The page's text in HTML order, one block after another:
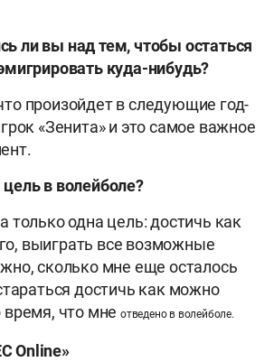
ли вы над тем, чтобы остаться
куда-нибудь?
произойдет в следующие год-
«Зенита» и это самое важное
в волейболе?
только одна цель: достичь как
выиграть все возможные
сколько мне еще осталось
достичь как можно
время, что мне отведено в волейболе.
Online»